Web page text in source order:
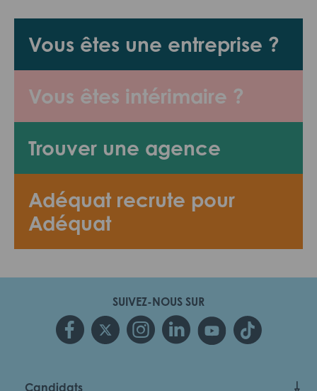
Vous êtes une entreprise ?
Vous êtes intérimaire ?
Trouver une agence
Adéquat recrute pour
Adéquat
SUIVEZ-NOUS SUR
Candidats